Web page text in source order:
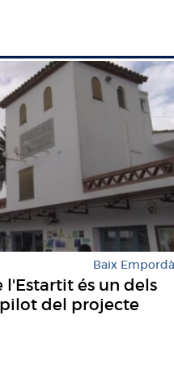
Baix Empordà
l'Estartit és un dels
del projecte